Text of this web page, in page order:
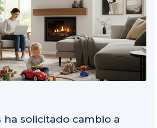
solicitado cambio a